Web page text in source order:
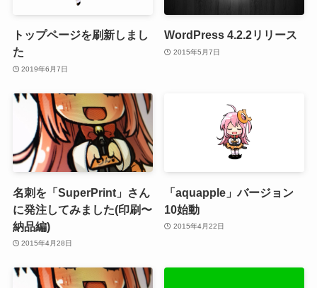
トップページを刷新しまし
た
2019年6月7日
WordPress 4.2.2リリース
2015年5月7日
名刺を「SuperPrint」さん
に発注してみました(印刷〜
納品編)
2015年4月28日
「aquapple」バージョン
10始動
2015年4月22日